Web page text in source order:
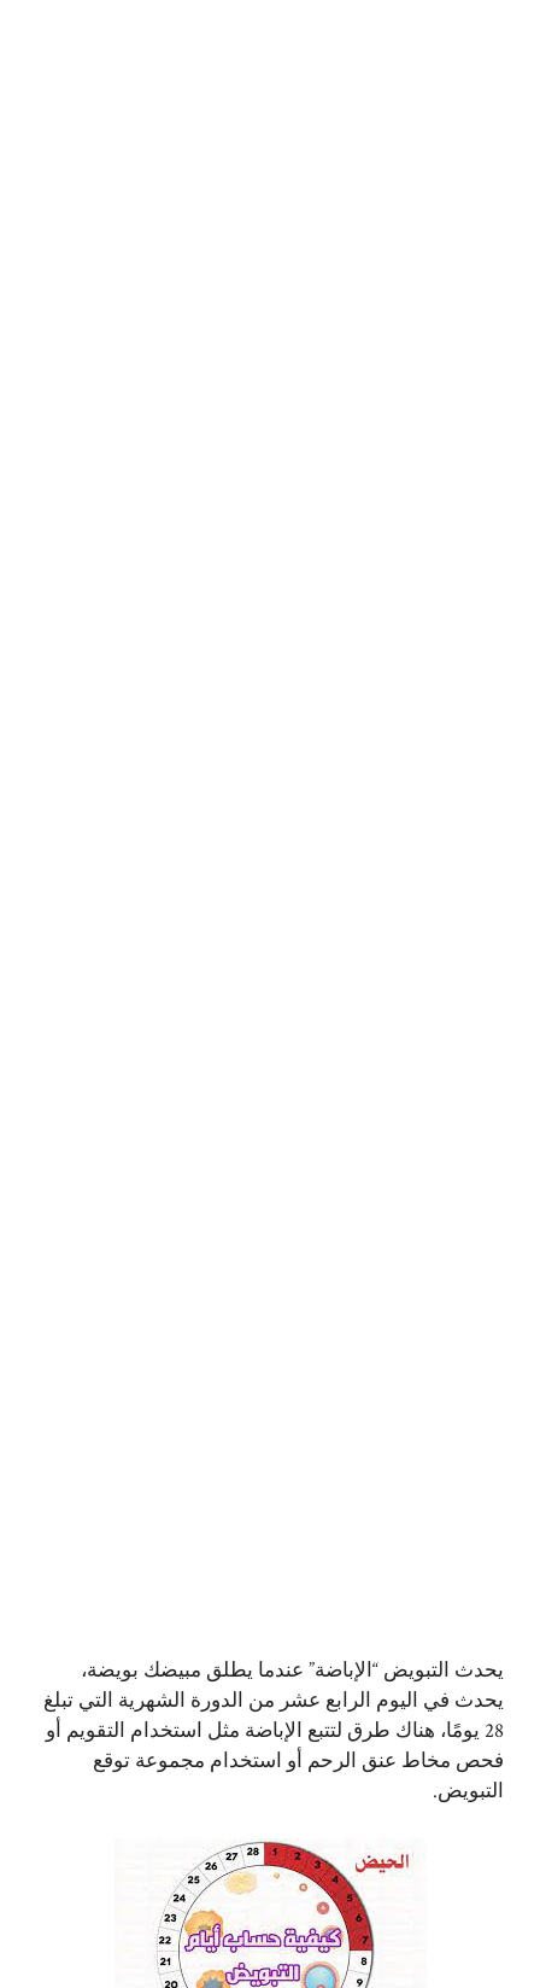
يحدث التبويض “الإباضة” عندما يطلق مبيضك بويضة،
يحدث في اليوم الرابع عشر من الدورة الشهرية التي تبلغ
28 يومًا، هناك طرق لتتبع الإباضة مثل استخدام التقويم أو
فحص مخاط عنق الرحم أو استخدام مجموعة توقع
التبويض.